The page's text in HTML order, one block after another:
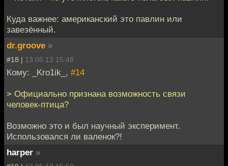
Куда важнее: американский это павлин или
завезённый.
dr.groove »
#18 | 13.05.13 15:48
Кому: _Kro1ik_, #14
> Официально признана возможность связи
человек-птица?
Возможно это и был научный эксперимент.
Использовался ли валенок?!
harper »